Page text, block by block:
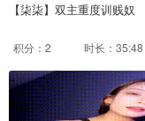
【柒柒】双主重度训贱奴
积分：2 时长：35:48